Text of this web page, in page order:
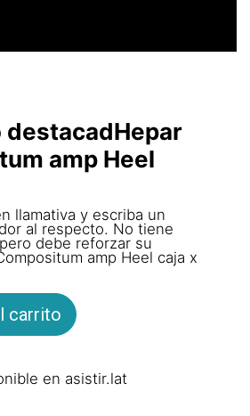
destacadHepar
amp Heel
llamativa y escriba un
al respecto. No tiene
debe reforzar su
amp Heel caja x
carrito
en asistir.lat